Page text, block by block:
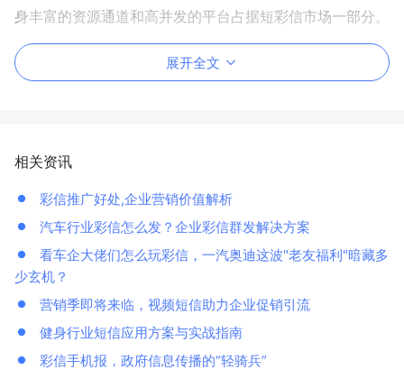
身丰富的资源通道和高并发的平台占据短彩信市场一部分。
展开全文
相关资讯
彩信推广好处,企业营销价值解析
汽车行业彩信怎么发？企业彩信群发解决方案
看车企大佬们怎么玩彩信，一汽奥迪这波"老友福利"暗藏多
少玄机？
营销季即将来临，视频短信助力企业促销引流
健身行业短信应用方案与实战指南
彩信手机报，政府信息传播的“轻骑兵”